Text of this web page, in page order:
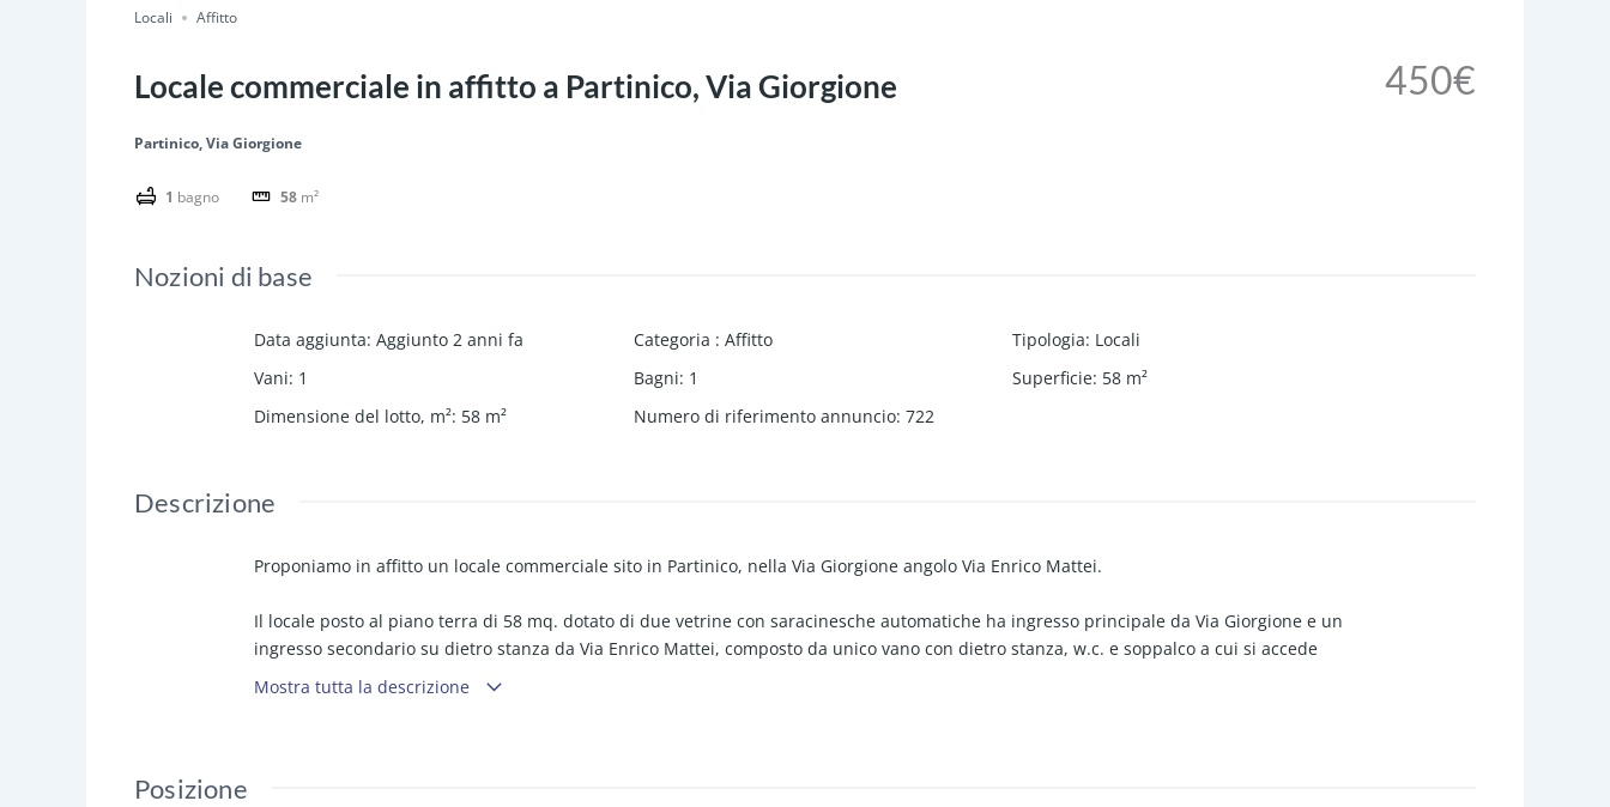
Locali Affitto
Locale commerciale in affitto a Partinico, Via Giorgione
Partinico, Via Giorgione
1 bagno 58 m²
450€
Nozioni di base
Data aggiunta: Aggiunto 2 anni fa Categoria : Affitto Tipologia: Locali
Vani: 1 Bagni: 1 Superficie: 58 m²
Dimensione del lotto, m²: 58 m² Numero di riferimento annuncio: 722
Descrizione
Proponiamo in affitto un locale commerciale sito in Partinico, nella Via Giorgione angolo Via Enrico Mattei.
Il locale posto al piano terra di 58 mq. dotato di due vetrine con saracinesche automatiche ha ingresso principale da Via Giorgione e un
ingresso secondario su dietro stanza da Via Enrico Mattei, composto da unico vano con dietro stanza, w.c. e soppalco a cui si accede
tramite scala a vista.
Mostra tutta la descrizione
Posizione